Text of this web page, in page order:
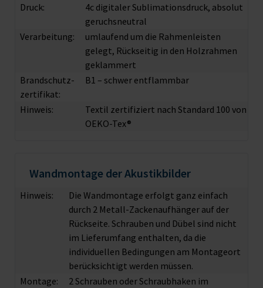
Druck:
4c digitaler Sublimationsdruck, absolut
geruchsneutral
Verarbeitung:
umlaufend um die Rahmenleisten
gelegt, Rückseitig in den Holzrahmen
geklammert
Brandschutz­
zertifikat:
B1 – schwer entflammbar
Hinweis:
Textil zertifiziert nach Standard 100 von
OEKO-Tex®
Wandmontage der Akustikbilder
Hinweis:
Die Wandmontage erfolgt ganz einfach
durch 2 Metall-Zackenaufhänger auf der
Rückseite. Schrauben und Dübel sind nicht
im Lieferumfang enthalten, da die
individuellen Bedingungen am Montageort
berücksichtigt werden müssen.
Montage:
2 Schrauben oder Schraubhaken im